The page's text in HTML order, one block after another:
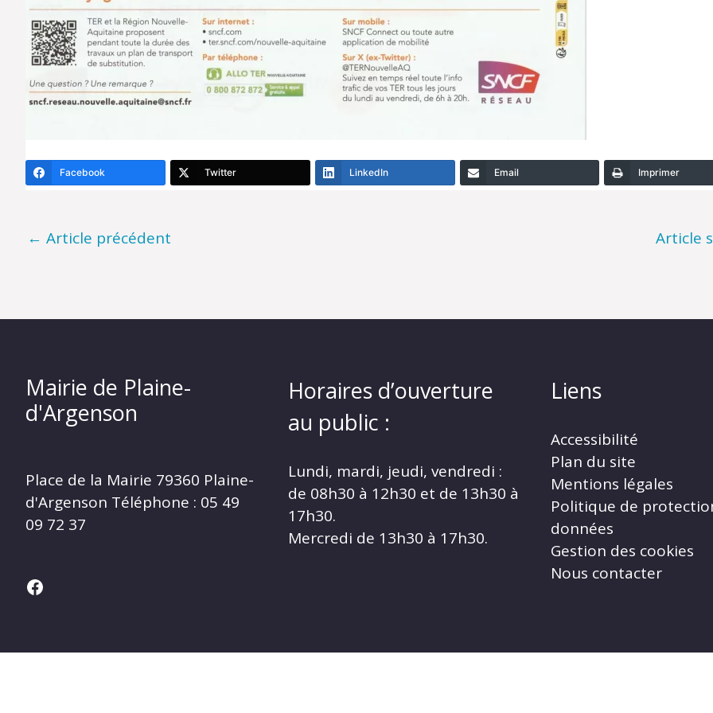
Facebook Twitter LinkedIn Email Imprimer
← Article précédent Article
Mairie de Plaine-
d'Argenson
Place de la Mairie 79360 Plaine-
d'Argenson Téléphone : 05 49
09 72 37
Facebook
Horaires d’ouverture
au public :
Lundi, mardi, jeudi, vendredi :
de 08h30 à 12h30 et de 13h30 à
17h30.
Mercredi de 13h30 à 17h30.
Liens
Accessibilité
Plan du site
Mentions légales
Politique de
données
Gestion des cookies
Nous contacter